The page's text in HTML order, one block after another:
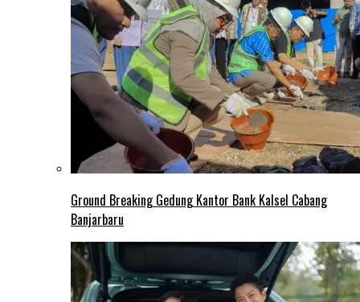
Ground Breaking Gedung Kantor Bank Kalsel Cabang
Banjarbaru